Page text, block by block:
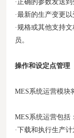
·正确的参数发送
·最新的生产变更
·规格或其他支持
员。
操作和设定点管理
MES系统运营模块
MES系统运营包括：
·下载和执行生产计